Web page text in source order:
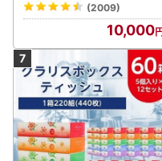
～3房（1.0kg以上）シャイ
ン フルーツ FN-Limited-S
P
(2009)
10,000